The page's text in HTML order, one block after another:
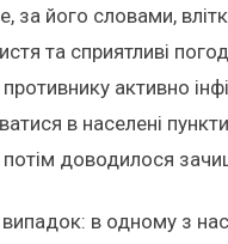
за його словами,
та сприятливі
активно
в населені
потім доводилося
випадок: в одному з